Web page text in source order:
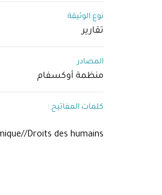
نوع الوثيقة
تقارير
المصادر
منظمة أوكسفام
كلمات المفاتيح :
Droits des humains//